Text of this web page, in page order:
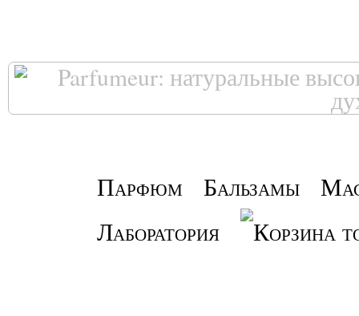
Парфюм Бальзамы
Лаборатория